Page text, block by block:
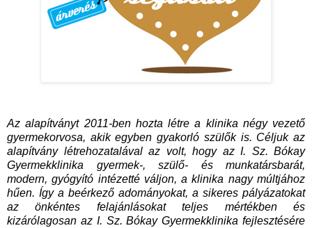
Az alapítványt 2011-ben hozta létre a klinika négy vezető
gyermekorvosa, akik egyben gyakorló szülők is. Céljuk az
alapítvány létrehozatalával az volt, hogy az I. Sz. Bókay
Gyermekklinika gyermek-, szülő- és munkatársbarát,
modern, gyógyító intézetté váljon, a klinika nagy múltjához
hűen. Így a beérkező adományokat, a sikeres pályázatokat
az önkéntes felajánlásokat teljes mértékben és
kizárólagosan az I. Sz. Bókay Gyermekklinika fejlesztésére